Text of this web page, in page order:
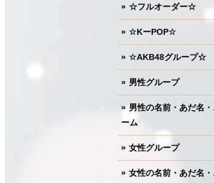
☆フルオーダー☆
☆KーPOP☆
☆AKB48グループ☆
男性グループ
男性の名前・あだ名
ーム
女性グループ
女性の名前・あだ名